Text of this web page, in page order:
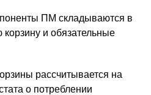
ПМ складываются в
корзину и обязательные
рассчитывается на
о потреблении